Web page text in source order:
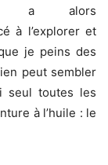
a alors
à l’explorer et
je peins des
peut sembler
seul toutes les
à l’huile : le